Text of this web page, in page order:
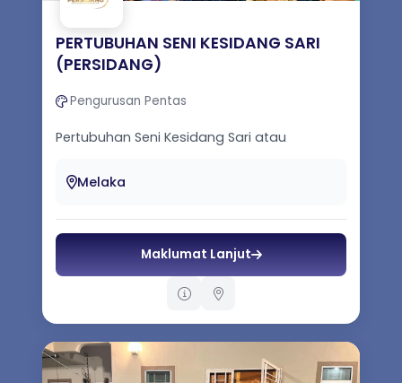
PERTUBUHAN SENI KESIDANG SARI
(PERSIDANG)
Pengurusan Pentas
Pertubuhan Seni Kesidang Sari atau
tahun 2021 bertujuan untuk melaksanakan
Melaka
Maklumat Lanjut